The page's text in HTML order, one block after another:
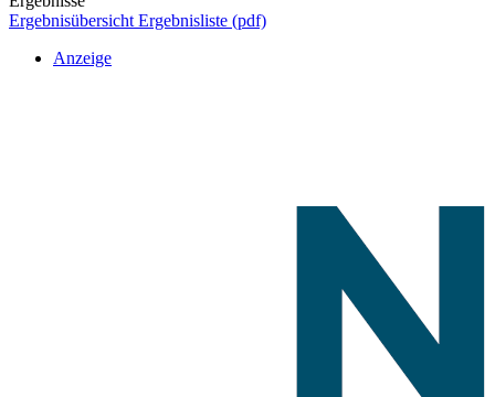
Ergebnisübersicht Ergebnisliste (pdf)
Anzeige